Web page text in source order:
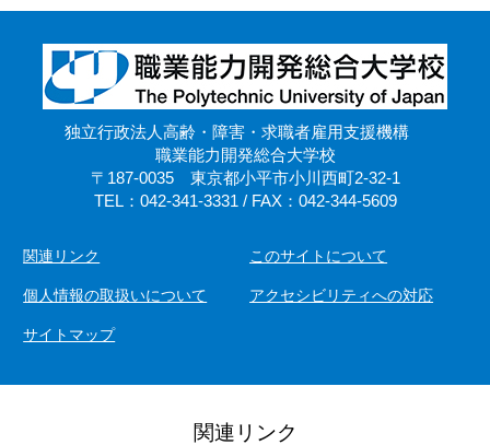
独立行政法人高齢・障害・求職者雇用支援機構
職業能力開発総合大学校
〒187-0035 東京都小平市小川西町2-32-1
TEL：042-341-3331 / FAX：042-344-5609
関連リンク このサイトについて
個人情報の取扱いについて アクセシビリティへの対応
サイトマップ
関連リンク